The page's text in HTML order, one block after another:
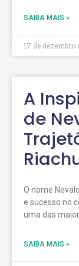
SAIBA MAIS »
17 de dezembro
A
de
O nome
e sucesso no
uma das
SAIBA MAIS »